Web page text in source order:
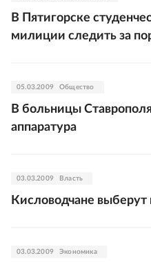
В Пятигорске
милиции следить за
05.03.2009 Общество
В больницы
аппаратура
03.03.2009 Власть
Кисловодчане выберут
03.03.2009 Экономика